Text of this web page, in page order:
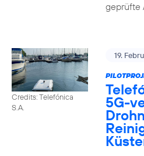
geprüfte
Credits: Telefónica
S.A.
19.
5G-